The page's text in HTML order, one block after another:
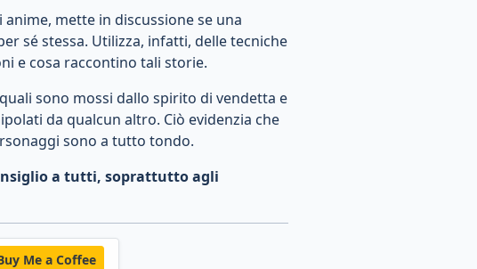
mette in discussione se una
sé stessa. Utilizza, infatti, delle tecniche
e cosa raccontino tali storie.
sono mossi dallo spirito di vendetta e
da qualcun altro. Ciò evidenzia che
sono a tutto tondo.
a tutti, soprattutto agli
Me a Coffee